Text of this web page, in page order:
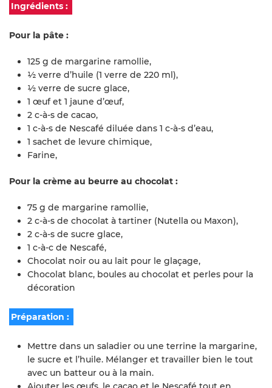
Ingrédients :
Pour la pâte :
125 g de margarine ramollie,
½ verre d’huile (1 verre de 220 ml),
½ verre de sucre glace,
1 œuf et 1 jaune d’œuf,
2 c-à-s de cacao,
1 c-à-s de Nescafé diluée dans 1 c-à-s d’eau,
1 sachet de levure chimique,
Farine,
Pour la crème au beurre au chocolat :
75 g de margarine ramollie,
2 c-à-s de chocolat à tartiner (Nutella ou Maxon),
2 c-à-s de sucre glace,
1 c-à-c de Nescafé,
Chocolat noir ou au lait pour le glaçage,
Chocolat blanc, boules au chocolat et perles pour la
décoration
Préparation :
Mettre dans un saladier ou une terrine la margarine,
le sucre et l’huile. Mélanger et travailler bien le tout
avec un batteur ou à la main.